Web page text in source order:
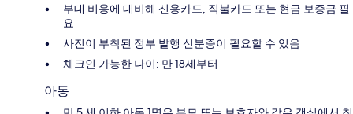
부대 비용에 대비해 신용카드, 직불카드 또는 현금 보증금 필
요
사진이 부착된 정부 발행 신분증이 필요할 수 있음
체크인 가능한 나이: 만 18세부터
아동